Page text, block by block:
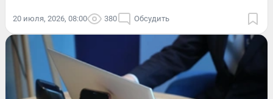
20 июля, 2026, 08:00 380 Обсудить